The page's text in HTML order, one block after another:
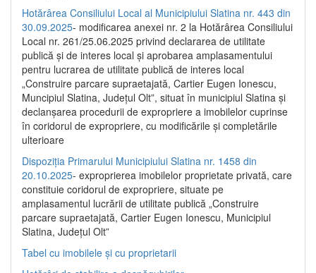
Hotărârea Consiliului Local al Municipiului Slatina nr. 443 din
30.09.2025- modificarea anexei nr. 2 la Hotărârea Consiliului
Local nr. 261/25.06.2025 privind declararea de utilitate
publică şi de interes local şi aprobarea amplasamentului
pentru lucrarea de utilitate publică de interes local
„Construire parcare supraetajată, Cartier Eugen Ionescu,
Muncipiul Slatina, Judeţul Olt”, situat în municipiul Slatina şi
declanşarea procedurii de expropriere a imobilelor cuprinse
în coridorul de expropriere, cu modificările şi completările
ulterioare
Dispoziția Primarului Municipiului Slatina nr. 1458 din
20.10.2025- exproprierea imobilelor proprietate privată, care
constituie coridorul de expropriere, situate pe
amplasamentul lucrării de utilitate publică „Construire
parcare supraetajată, Cartier Eugen Ionescu, Municipiul
Slatina, Județul Olt”
Tabel cu imobilele și cu proprietarii